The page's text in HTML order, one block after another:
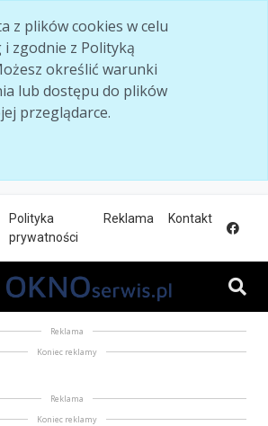
z plików cookies w celu
i zgodnie z Polityką
określić warunki
lub dostępu do plików
przeglądarce.
Polityka
prywatności
Reklama Kontakt
Reklama
Koniec reklamy
Reklama
Koniec reklamy